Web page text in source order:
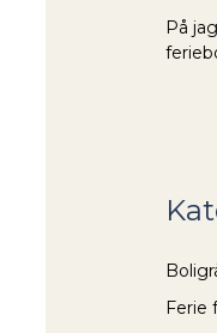
På
Ferie